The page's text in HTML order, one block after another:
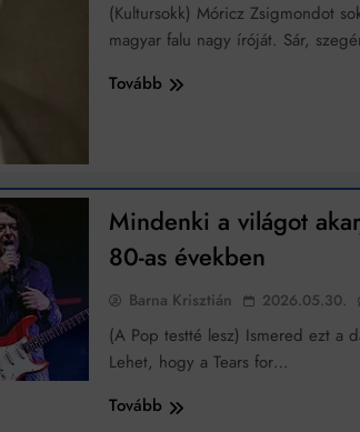
(Kultursokk) Móricz Zsigmondot
magyar falu nagy íróját. Sár,
Tovább
Mindenki a világot
80-as években
Barna Krisztián 2026.05.30.
(A Pop testté lesz) Ismered ezt a
Lehet, hogy a Tears for…
Tovább